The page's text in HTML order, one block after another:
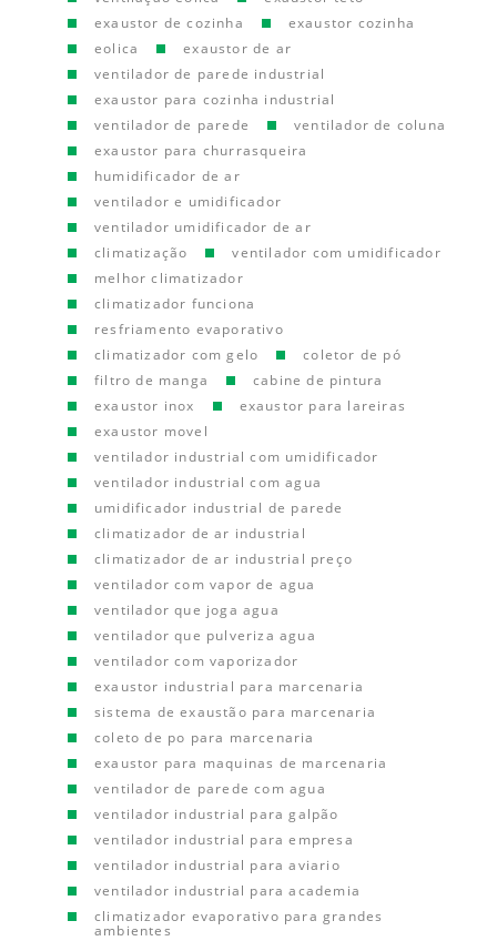
exaustor de cozinha
exaustor cozinha
eolica
exaustor de ar
ventilador de parede industrial
exaustor para cozinha industrial
ventilador de parede
ventilador de coluna
exaustor para churrasqueira
humidificador de ar
ventilador e umidificador
ventilador umidificador de ar
climatização
ventilador com umidificador
melhor climatizador
climatizador funciona
resfriamento evaporativo
climatizador com gelo
coletor de pó
filtro de manga
cabine de pintura
exaustor inox
exaustor para lareiras
exaustor movel
ventilador industrial com umidificador
ventilador industrial com agua
umidificador industrial de parede
climatizador de ar industrial
climatizador de ar industrial preço
ventilador com vapor de agua
ventilador que joga agua
ventilador que pulveriza agua
ventilador com vaporizador
exaustor industrial para marcenaria
sistema de exaustão para marcenaria
coleto de po para marcenaria
exaustor para maquinas de marcenaria
ventilador de parede com agua
ventilador industrial para galpão
ventilador industrial para empresa
ventilador industrial para aviario
ventilador industrial para academia
climatizador evaporativo para grandes
ambientes